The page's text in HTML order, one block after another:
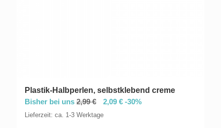
Plastik-Halbperlen, selbstklebend creme
Bisher bei uns 2,99€ 2,09 €-30%
Lieferzeit: ca. 1-3 Werktage